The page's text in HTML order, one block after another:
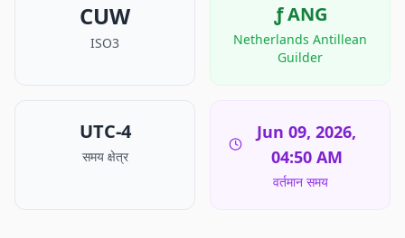
CUW
ISO3
ƒ ANG
Netherlands Antillean
Guilder
UTC-4
समय क्षेत्र
Jun 09, 2026,
04:50 AM
वर्तमान समय